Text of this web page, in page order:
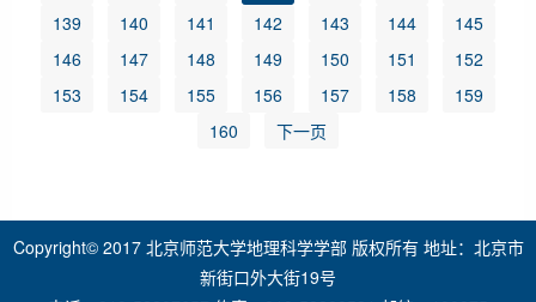
139
140 141 142 143 144
145
146
147 148 149 150 151
152
153
154 155 156 157 158
159
160
下一页
Copyright© 2017 北京师范大学地理科学学部 版权所有 地址：北京市
新街口外大街19号